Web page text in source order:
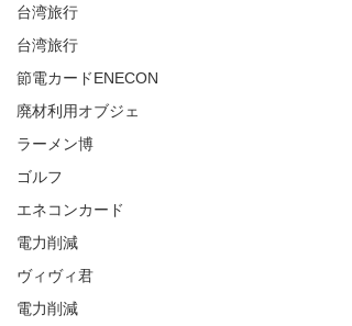
台湾旅行
台湾旅行
節電カードENECON
廃材利用オブジェ
ラーメン博
ゴルフ
エネコンカード
電力削減
ヴィヴィ君
電力削減